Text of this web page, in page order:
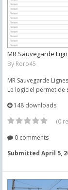
MR Sauvegarde
By Roro45
MR Sauvegarde
Le logiciel permet de
148 downloads
(0
0 comments
Submitted April 5,